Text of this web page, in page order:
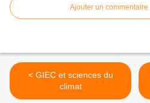
Ajouter un commentaire
< GIEC et sciences du
climat